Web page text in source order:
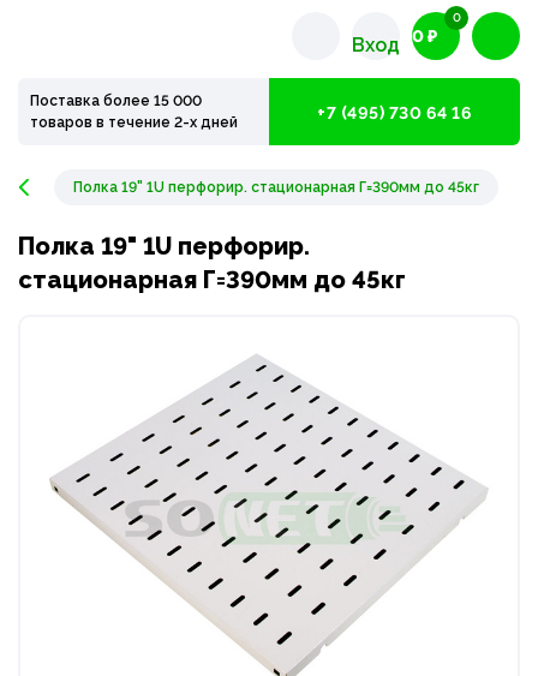
Вход 0 ₽
0
Поставка более 15 000
товаров в течение 2-х дней
+7 (495) 730 64 16
Полка 19" 1U перфорир. стационарная Г=390мм до 45кг
Полка 19" 1U перфорир.
стационарная Г=390мм до 45кг